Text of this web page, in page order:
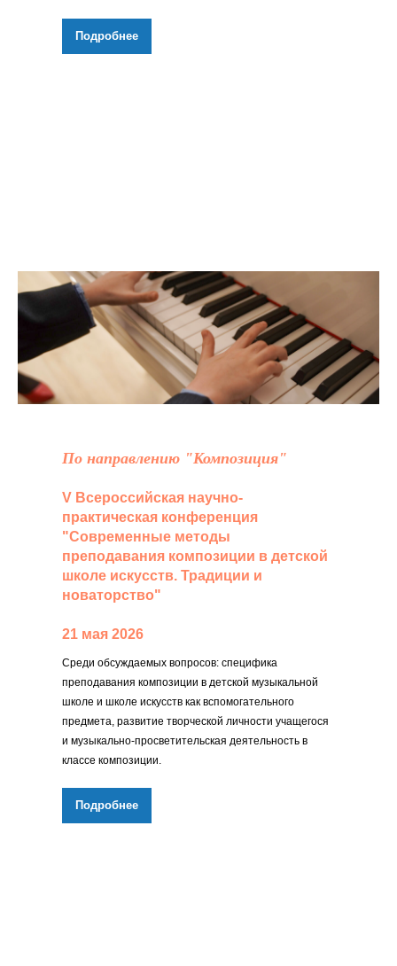
Подробнее
По направлению "Композиция"
V Всероссийская научно-
практическая конференция
"Современные методы
преподавания композиции в детской
школе искусств. Традиции и
новаторство"
21 мая 2026
Среди обсуждаемых вопросов: специфика
преподавания композиции в детской музыкальной
школе и школе искусств как вспомогательного
предмета, развитие творческой личности учащегося
и музыкально-просветительская деятельность в
классе композиции.
Подробнее